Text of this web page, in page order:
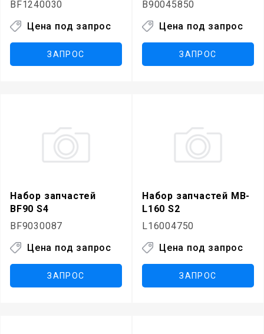
BF1240030
Цена под запрос
ЗАПРОС
B90045850
Цена под запрос
ЗАПРОС
Набор запчастей
BF90 S4
BF9030087
Цена под запрос
ЗАПРОС
Набор запчастей MB-
L160 S2
L16004750
Цена под запрос
ЗАПРОС